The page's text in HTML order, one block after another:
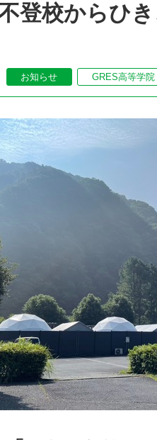
登校からひ
お知らせ GRES高等学院